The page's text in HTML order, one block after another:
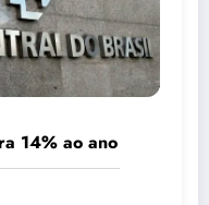
14% ao ano